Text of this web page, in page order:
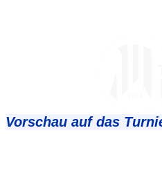
Vorschau auf das